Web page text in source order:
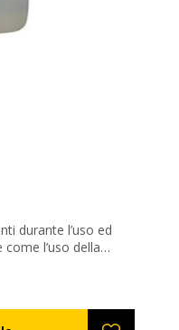
durante l’uso ed
l’uso della